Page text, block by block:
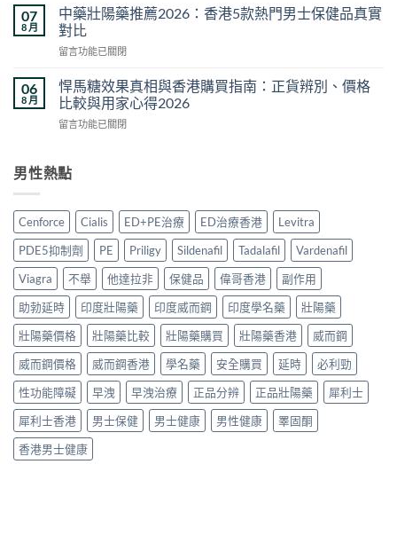
服
用
法
劑
量
選
整
教
中
格
比
較
｜
香
港
貨
真
辨・
購
買
攻
略〉
中
汗
馬
糖
邊
買
正
貨？
2026
購
法
與
真
偽
辨
完
整
攻
略〉
中
07
8 月
中藥壯陽藥推薦2026：香港5款熱門男士保健品真實
對比
在
藥
壯
陽
藥
2026：
款
熱
門
士
保
健
品
真
實
對
比〉
中
留言功能已關閉
06
8 月
悍馬糖效果真相與香港購買指南：正貨辨別、價格
比較與用家心得2026
在
糖
效
真
相
與
香
港
購
買
指
南：
正
貨
辨
別、
價
格
比
較
留言功能已關閉
男性熱點
Cenforce Cialis ED+PE治療 ED治療香港
Levitra
PDE5抑制劑
PE Priligy Sildenafil Tadalafil
Vardenafil
Viagra
不舉 他達拉非 保健品 偉哥香港
副作用
助勃延時
印度壯陽藥 印度威而鋼 印度學名藥
壯陽藥
壯陽藥價格
壯陽藥比較 壯陽藥購買 壯陽藥香港
威而鋼
威而鋼價格
威而鋼香港 學名藥 安全購買 延時
必利勁
性功能障礙
早洩 早洩治療 正品分辨 正品壯陽藥
犀利士
犀利士香港
男士保健 男士健康 男性健康
睪固酮
香港男士健康